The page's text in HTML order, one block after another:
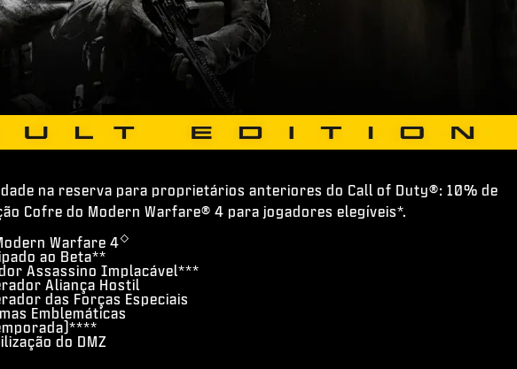
na reserva para proprietários anteriores do Call of Duty®: 10% de
Cofre do Modern Warfare® 4 para jogadores elegíveis*.
Warfare 4◇
ao Beta**
Assassino Implacável***
Aliança Hostil
das Forças Especiais
Emblemáticas
do DMZ